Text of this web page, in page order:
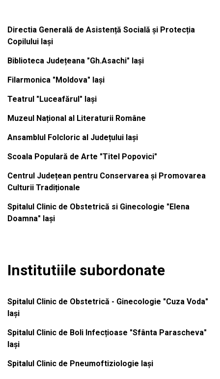
Directia Generală de Asistență Socială și Protecția
Copilului Iași
Biblioteca Județeana "Gh.Asachi" Iași
Filarmonica "Moldova" Iași
Teatrul "Luceafărul" Iași
Muzeul Național al Literaturii Române
Ansamblul Folcloric al Județului Iași
Scoala Populară de Arte "Titel Popovici"
Centrul Județean pentru Conservarea și Promovarea
Culturii Tradiționale
Spitalul Clinic de Obstetrică si Ginecologie "Elena
Doamna" Iași
Institutiile subordonate
Spitalul Clinic de Obstetrică - Ginecologie "Cuza Voda"
Iași
Spitalul Clinic de Boli Infecțioase "Sfânta Parascheva"
Iași
Spitalul Clinic de Pneumoftiziologie Iași